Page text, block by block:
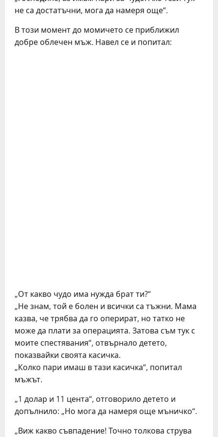
не са достатъчни, мога да намеря още“.
В този момент до момичето се приближил
добре облечен мъж. Навел се и попитал:
„От какво чудо има нужда брат ти?“
„Не знам, той е болен и всички са тъжни. Мама
казва, че трябва да го оперират, но татко не
може да плати за операцията. Затова съм тук с
моите спестявания“, отвърнало детето,
показвайки своята касичка.
„Колко пари имаш в тази касичка“, попитал
мъжът.
„1 долар и 11 цента“, отговорило детето и
допълнило: „Но мога да намеря още мъничко“.
„Виж какво съвпадение! Точно толкова струва